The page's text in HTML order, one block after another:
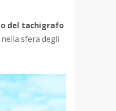
del tachigrafo
sfera degli